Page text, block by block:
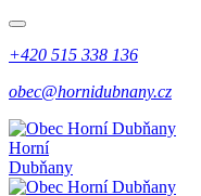
+420 515 338 136
obec@hornidubnany.cz
Horní
Dubňany